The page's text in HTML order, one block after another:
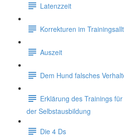
Latenzzeit
Korrekturen im
Auszeit
Dem Hund falsches
Erklärung des Trainings
der Selbstausbildung
Die 4 Ds